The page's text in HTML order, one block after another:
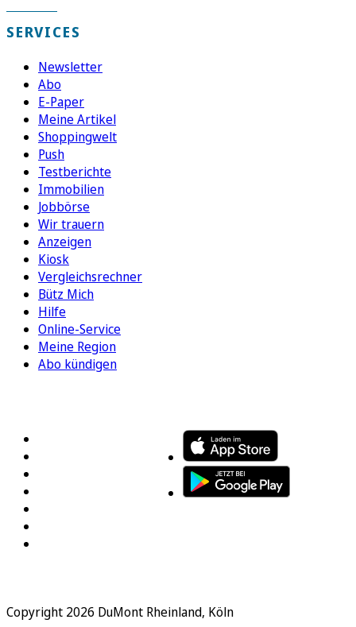
SERVICES
Newsletter
Abo
E-Paper
Meine Artikel
Shoppingwelt
Push
Testberichte
Immobilien
Jobbörse
Wir trauern
Anzeigen
Kiosk
Vergleichsrechner
Bütz Mich
Hilfe
Online-Service
Meine Region
Abo kündigen
Copyright 2026 DuMont Rheinland, Köln